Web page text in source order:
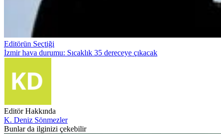
Editörün Seçtiği
İzmir hava durumu: Sıcaklık 35 dereceye çıkacak
Editör Hakkında
K. Deniz Sönmezler
Bunlar da ilginizi çekebilir